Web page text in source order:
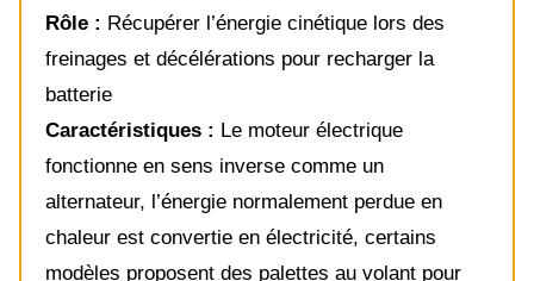
Rôle : Récupérer l’énergie cinétique lors des
freinages et décélérations pour recharger la
batterie
Caractéristiques : Le moteur électrique
fonctionne en sens inverse comme un
alternateur, l’énergie normalement perdue en
chaleur est convertie en électricité, certains
modèles proposent des palettes au volant pour